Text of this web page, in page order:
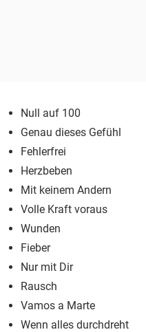
Null auf 100
Genau dieses Gefühl
Fehlerfrei
Herzbeben
Mit keinem Andern
Volle Kraft voraus
Wunden
Fieber
Nur mit Dir
Rausch
Vamos a Marte
Wenn alles durchdreht